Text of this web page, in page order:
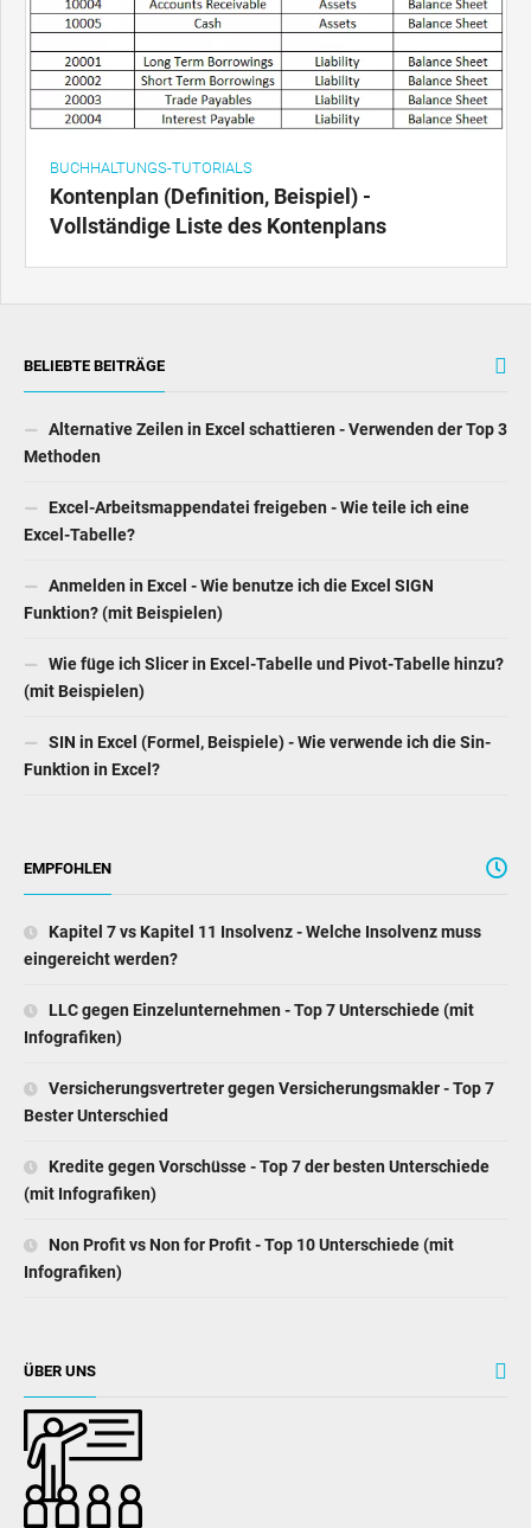
BUCHHALTUNGS-TUTORIALS
Kontenplan (Definition, Beispiel) -
Vollständige Liste des Kontenplans
BELIEBTE BEITRÄGE
Alternative Zeilen in Excel schattieren - Verwenden der Top 3
Methoden
Excel-Arbeitsmappendatei freigeben - Wie teile ich eine
Excel-Tabelle?
Anmelden in Excel - Wie benutze ich die Excel SIGN
Funktion? (mit Beispielen)
Wie füge ich Slicer in Excel-Tabelle und Pivot-Tabelle hinzu?
(mit Beispielen)
SIN in Excel (Formel, Beispiele) - Wie verwende ich die Sin-
Funktion in Excel?
EMPFOHLEN
Kapitel 7 vs Kapitel 11 Insolvenz - Welche Insolvenz muss
eingereicht werden?
LLC gegen Einzelunternehmen - Top 7 Unterschiede (mit
Infografiken)
Versicherungsvertreter gegen Versicherungsmakler - Top 7
Bester Unterschied
Kredite gegen Vorschüsse - Top 7 der besten Unterschiede
(mit Infografiken)
Non Profit vs Non for Profit - Top 10 Unterschiede (mit
Infografiken)
ÜBER UNS